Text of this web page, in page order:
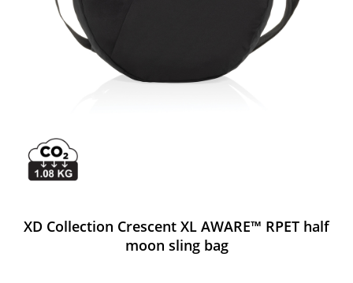
XD Collection Crescent XL AWARE™ RPET half
moon sling bag